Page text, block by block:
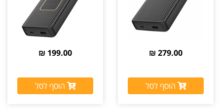
279.00 ₪
הוסף לסל
199.00 ₪
הוסף לסל